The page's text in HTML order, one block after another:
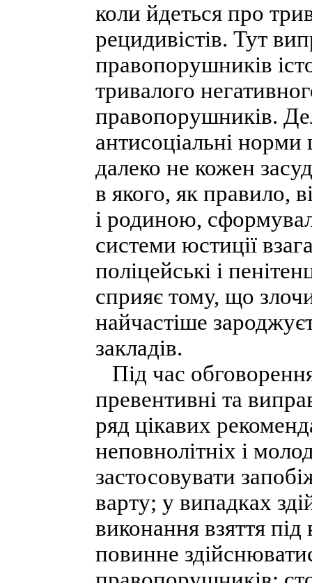
коли йдеться про
рецидивістів. Тут
правопорушників
тривалого
правопорушників.
антисоціальні
далеко не кожен
в якого, як правило,
і родиною,
системи юстиції
поліцейські і
сприяє тому, що
найчастіше
закладів.
Під час
превентивні та
ряд цікавих
неповнолітніх і
застосовувати
варту; у випадках
виконання взяття
повинне